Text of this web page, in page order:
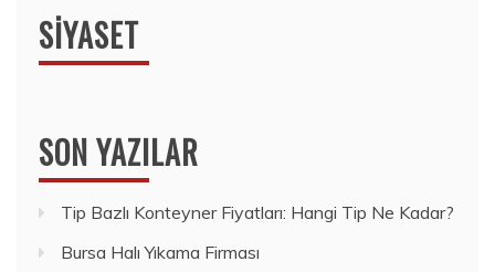
SIYASET
SON YAZILAR
Tip Bazlı Konteyner Fiyatları: Hangi Tip Ne Kadar?
Bursa Halı Yıkama Firması